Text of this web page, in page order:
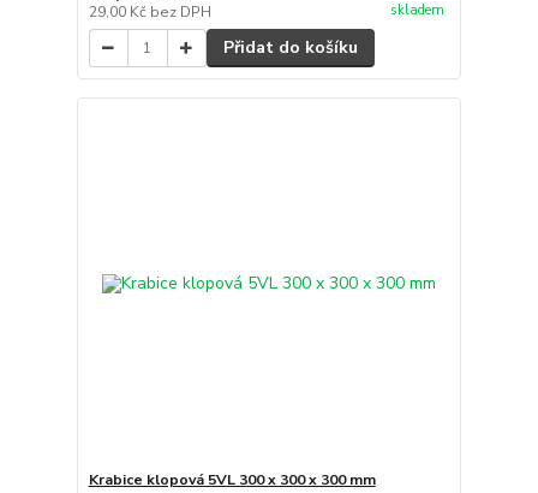
29,00 Kč bez DPH skladem
Přidat do košíku
Krabice klopová 5VL 300 x 300 x 300 mm